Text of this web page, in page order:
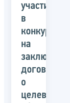
участия
в
конкурсе
на
заключение
договора
о
целевом